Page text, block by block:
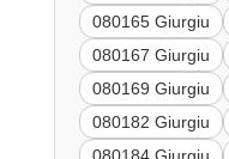
080165 Giurgiu
080167 Giurgiu
080169 Giurgiu
080182 Giurgiu